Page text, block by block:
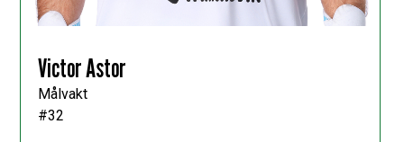
Victor Astor
Målvakt
#32